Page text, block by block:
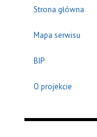
Strona główna
Mapa serwisu
BIP
O projekcie